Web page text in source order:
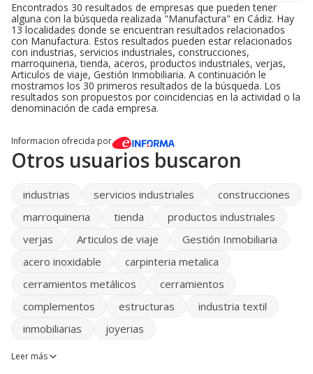
Encontrados 30 resultados de empresas que pueden tener
alguna con la búsqueda realizada "Manufactura" en Cádiz. Hay
13 localidades donde se encuentran resultados relacionados
con Manufactura. Estos resultados pueden estar relacionados
con industrias, servicios industriales, construcciones,
marroquineria, tienda, aceros, productos industriales, verjas,
Articulos de viaje, Gestión Inmobiliaria. A continuación le
mostramos los 30 primeros resultados de la búsqueda. Los
resultados son propuestos por coincidencias en la actividad o la
denominación de cada empresa.
Informacion ofrecida por
Otros usuarios buscaron
industrias servicios industriales
construcciones
marroquineria
tienda
productos industriales
verjas
Articulos de viaje
Gestión Inmobiliaria
acero inoxidable
carpinteria metalica
cerramientos metálicos
cerramientos
complementos
estructuras
industria textil
inmobiliarias
joyerias
Leer más